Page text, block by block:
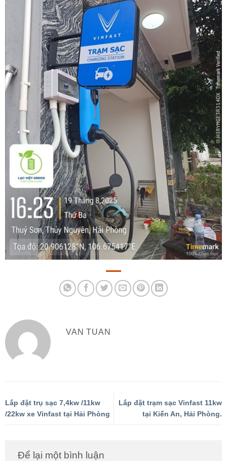
VAN TUAN
Lắp đặt trụ sạc 7,4kw /11kw
/22kw xe Vinfast tại Hải Phòng
Lắp đặt trạm sạc Vinfast 11kw
tại Kiến An, Hải Phòng.
Để lại một bình luận